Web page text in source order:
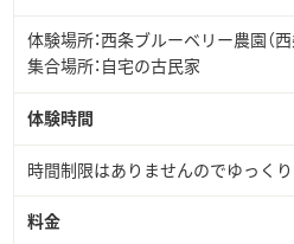
体験場所：西条ブルーベリー農園（
集合場所：自宅の古民家
体験時間
時間制限はありませんのでゆっくり
料金